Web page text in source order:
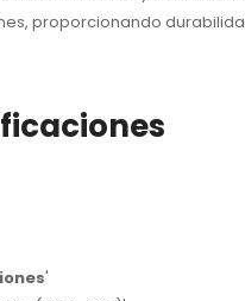
proporcionando
'